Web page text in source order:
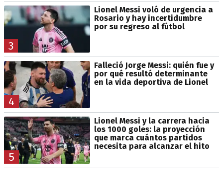
3
Lionel Messi voló de urgencia a
Rosario y hay incertidumbre
por su regreso al fútbol
4
Falleció Jorge Messi: quién fue y
por qué resultó determinante
en la vida deportiva de Lionel
5
Lionel Messi y la carrera hacia
los 1000 goles: la proyección
que marca cuántos partidos
necesita para alcanzar el hito